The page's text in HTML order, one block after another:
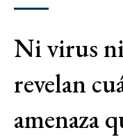
Ni virus
revelan
amenaza